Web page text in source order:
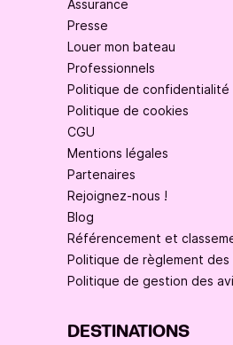
Assurance
Presse
Louer mon bateau
Professionnels
Politique de confidentialité
Politique de cookies
CGU
Mentions légales
Partenaires
Rejoignez-nous !
Blog
Référencement et
Politique de règlement des
Politique de gestion des
DESTINATIONS